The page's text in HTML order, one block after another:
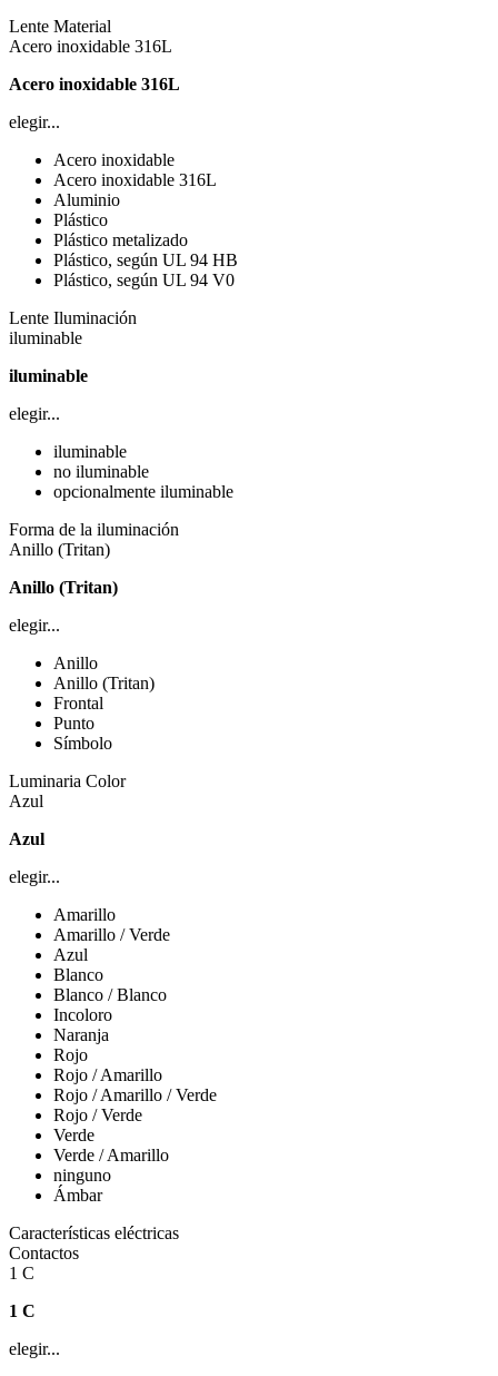
Lente Material
Acero inoxidable 316L
Acero inoxidable 316L
elegir...
Acero inoxidable
Acero inoxidable 316L
Aluminio
Plástico
Plástico metalizado
Plástico, según UL 94 HB
Plástico, según UL 94 V0
Lente Iluminación
iluminable
iluminable
elegir...
iluminable
no iluminable
opcionalmente iluminable
Forma de la iluminación
Anillo (Tritan)
Anillo (Tritan)
elegir...
Anillo
Anillo (Tritan)
Frontal
Punto
Símbolo
Luminaria Color
Azul
Azul
elegir...
Amarillo
Amarillo / Verde
Azul
Blanco
Blanco / Blanco
Incoloro
Naranja
Rojo
Rojo / Amarillo
Rojo / Amarillo / Verde
Rojo / Verde
Verde
Verde / Amarillo
ninguno
Ámbar
Características eléctricas
Contactos
1 C
1 C
elegir...